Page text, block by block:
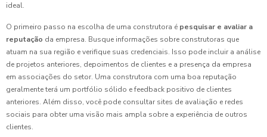
ideal.
O primeiro passo na escolha de uma construtora é pesquisar e avaliar a
reputação da empresa. Busque informações sobre construtoras que
atuam na sua região e verifique suas credenciais. Isso pode incluir a análise
de projetos anteriores, depoimentos de clientes e a presença da empresa
em associações do setor. Uma construtora com uma boa reputação
geralmente terá um portfólio sólido e feedback positivo de clientes
anteriores. Além disso, você pode consultar sites de avaliação e redes
sociais para obter uma visão mais ampla sobre a experiência de outros
clientes.